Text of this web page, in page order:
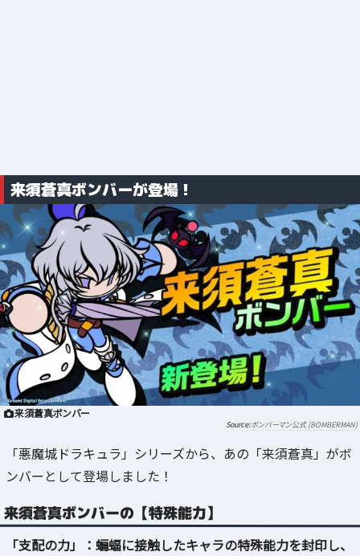
来須蒼真ボンバーが登場！
来須蒼真ボンバー
ボンバーマン公式 (BOMBERMAN)
「悪魔城ドラキュラ」シリーズから、あの「来須蒼真」がボ
ンバーとして登場しました！
来須蒼真ボンバーの【特殊能力】
「支配の力」：蝙蝠に接触したキャラの特殊能力を封印し、